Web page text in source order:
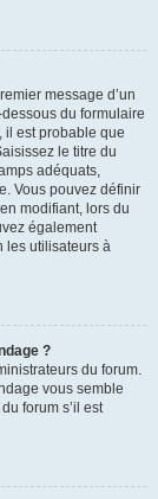
message d’un
du formulaire
il est probable que
le titre du
adéquats,
Vous pouvez définir
modifiant, lors du
également
les utilisateurs à
?
du forum.
vous semble
forum s’il est